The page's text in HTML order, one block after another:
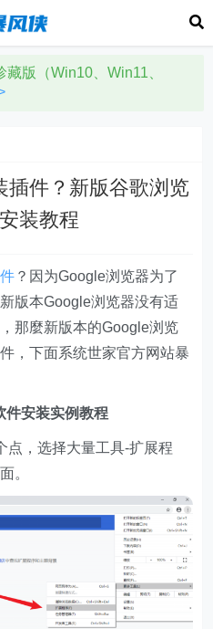
版（Win10、Win11、
插件？新版谷歌浏览
装教程
？因为Google浏览器为了
版本Google浏览器没有适
那麼新版本的Google浏览
，下面系统世家官方网站暴
安装实例教程
，选择大量工具-扩展程
。